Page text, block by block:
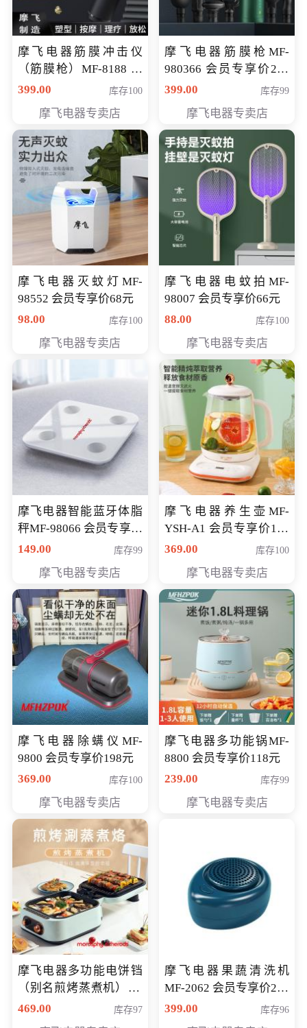
摩飞电器筋膜冲击仪
（筋膜枪）MF-8188 会
员专享价268元
399.00 库存100
摩飞电器专卖店
摩飞电器筋膜枪MF-
980366 会员专享价299
元
399.00 库存99
摩飞电器专卖店
摩飞电器灭蚊灯MF-
98552 会员专享价68元
98.00
库存100
摩飞电器专卖店
摩飞电器电蚊拍MF-
98007 会员专享价66元
88.00
库存100
摩飞电器专卖店
摩飞电器智能蓝牙体脂
秤MF-98066 会员专享价
98元
149.00 库存99
摩飞电器专卖店
摩飞电器养生壶MF-
YSH-A1 会员专享价198
元
369.00 库存100
摩飞电器专卖店
摩飞电器除螨仪MF-
9800 会员专享价198元
369.00
库存100
摩飞电器专卖店
摩飞电器多功能锅MF-
8800 会员专享价118元
239.00
库存99
摩飞电器专卖店
摩飞电器多功能电饼铛
（别名煎烤蒸煮机） 型
号MF-8888B 会员专享
469.00 库存97
摩飞电器果蔬清洗机
MF-2062 会员专享价268
元
399.00 库存96